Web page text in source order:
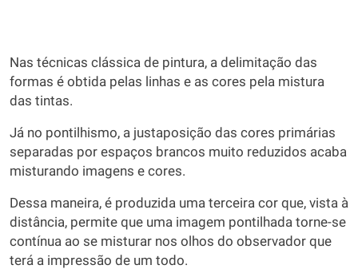
Nas técnicas clássica de pintura, a delimitação das
formas é obtida pelas linhas e as cores pela mistura
das tintas.
Já no pontilhismo, a justaposição das cores primárias
separadas por espaços brancos muito reduzidos acaba
misturando imagens e cores.
Dessa maneira, é produzida uma terceira cor que, vista à
distância, permite que uma imagem pontilhada torne-se
contínua ao se misturar nos olhos do observador que
terá a impressão de um todo.